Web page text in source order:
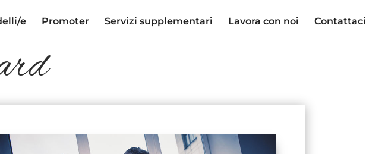
e Promoter Servizi supplementari Lavora con noi Contattaci